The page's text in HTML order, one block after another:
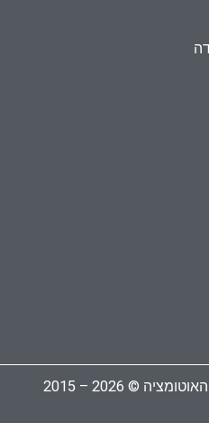
© 2026 – 2015